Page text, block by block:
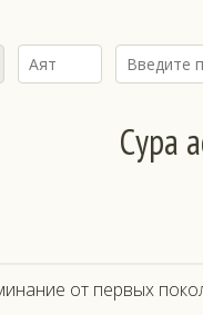
Сура
от первых